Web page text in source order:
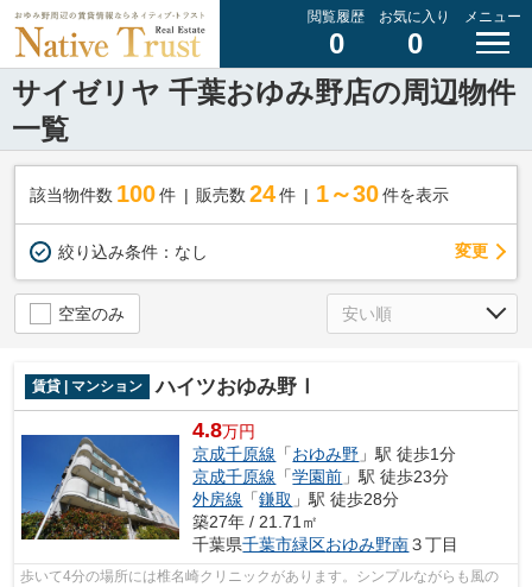
閲覧履歴
0
お気に入り
0
メニュー
サイゼリヤ 千葉おゆみ野店の周辺物件
一覧
該当物件数 100件 販売数 24 件 1～30 件を表示
絞り込み条件： なし 変更
空室のみ
賃貸 | マンション ハイツおゆみ野Ⅰ
4.8万円
京成千原線 「おゆみ野 」駅 徒歩1分
京成千原線 「学園前 」駅 徒歩23分
外房線 「鎌取 」駅 徒歩28分
築27年 / 21.71㎡
千葉県千葉市緑区おゆみ野南３丁目
歩いて4分の場所には椎名崎クリニックがあります。シンプルながらも風の